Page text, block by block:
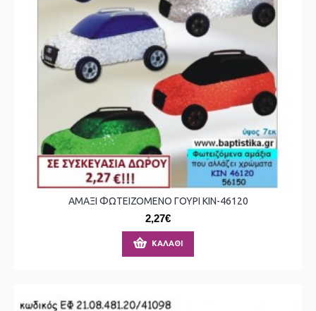
ΑΜΑΞΙ ΦΩΤΕΙΖΟΜΕΝΟ ΓΟΥΡΙ ΚΙΝ-46120
2,27€
ΚΑΛΆΘΙ